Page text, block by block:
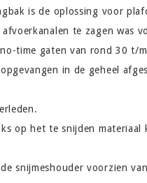
is de oplossing voor
te zagen was
time gaten van rond 30 t/
in de geheel
op het te snijden
snijmeshouder voorzien